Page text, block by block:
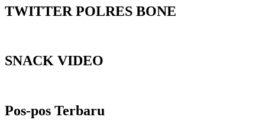
TWITTER POLRES BONE
SNACK VIDEO
Pos-pos Terbaru